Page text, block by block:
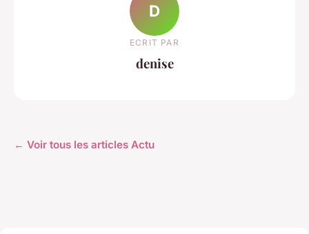
D
ECRIT PAR
denise
← Voir tous les articles Actu